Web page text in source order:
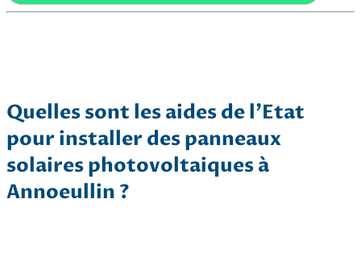
Quelles sont les aides de l’Etat
pour installer des panneaux
solaires photovoltaiques à
Annoeullin ?